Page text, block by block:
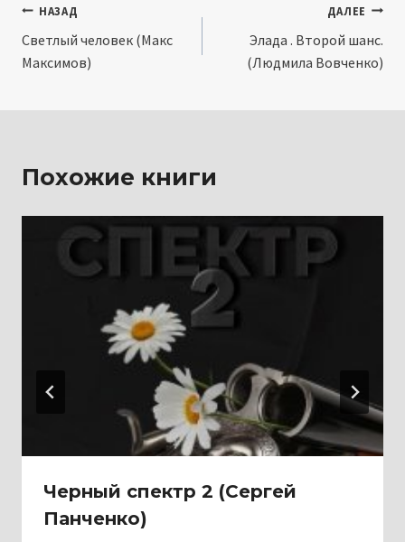
Навигация
по
НАЗАД
Светлый человек (Макс
Максимов)
ДАЛЕЕ
Элада . Второй шанс.
(Людмила Вовченко)
Похожие книги
Черный спектр 2 (Сергей
Панченко)